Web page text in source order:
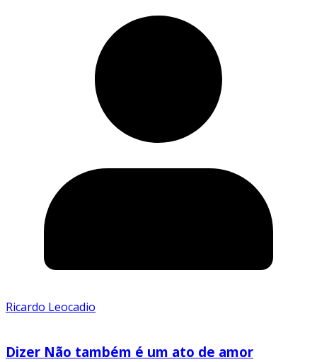
Ricardo Leocadio
Dizer Não também é um ato de amor